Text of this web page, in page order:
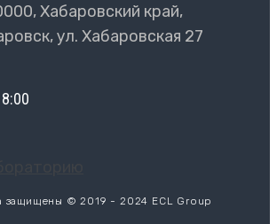
Хабаровский край,
ул. Хабаровская 27
защищены © 2019 - 2024 ECL Group